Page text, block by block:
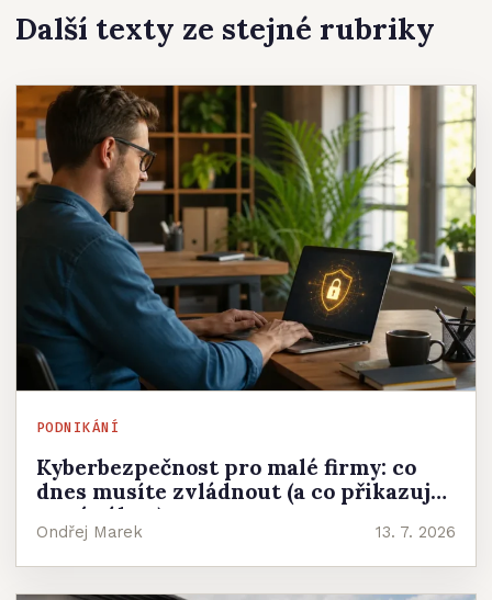
Další texty ze stejné rubriky
PODNIKÁNÍ
Kyberbezpečnost pro malé firmy: co
dnes musíte zvládnout (a co přikazuje
nový zákon)
Ondřej Marek 13. 7. 2026